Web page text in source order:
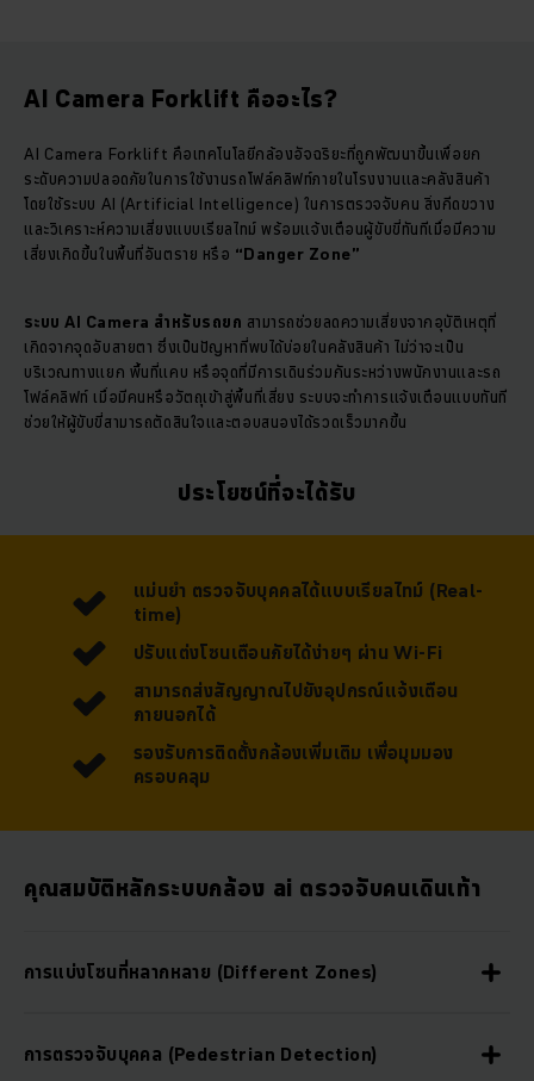
AI Camera Forklift คืออะไร?
AI Camera Forklift คือเทคโนโลยีกล้องอัจฉริยะที่ถูกพัฒนาขึ้นเพื่อยก
ระดับความปลอดภัยในการใช้งานรถโฟล์คลิฟท์ภายในโรงงานและคลังสินค้า
โดยใช้ระบบ AI (Artificial Intelligence) ในการตรวจจับคน สิ่งกีดขวาง
และวิเคราะห์ความเสี่ยงแบบเรียลไทม์ พร้อมแจ้งเตือนผู้ขับขี่ทันทีเมื่อมีความ
เสี่ยงเกิดขึ้นในพื้นที่อันตราย หรือ “Danger Zone”
ระบบ AI Camera สำหรับรถยก สามารถช่วยลดความเสี่ยงจากอุบัติเหตุที่
เกิดจากจุดอับสายตา ซึ่งเป็นปัญหาที่พบได้บ่อยในคลังสินค้า ไม่ว่าจะเป็น
บริเวณทางแยก พื้นที่แคบ หรือจุดที่มีการเดินร่วมกันระหว่างพนักงานและรถ
โฟล์คลิฟท์ เมื่อมีคนหรือวัตถุเข้าสู่พื้นที่เสี่ยง ระบบจะทำการแจ้งเตือนแบบทันที
ช่วยให้ผู้ขับขี่สามารถตัดสินใจและตอบสนองได้รวดเร็วมากขึ้น
ประโยชน์ที่จะได้รับ
แม่นยำ ตรวจจับบุคคลได้แบบเรียลไทม์ (Real-
time)
ปรับแต่งโซนเตือนภัยได้ง่ายๆ ผ่าน Wi-Fi
สามารถส่งสัญญาณไปยังอุปกรณ์แจ้งเตือน
ภายนอกได้
รองรับการติดตั้งกล้องเพิ่มเติม เพื่อมุมมอง
ครอบคลุม
คุณสมบัติหลักระบบกล้อง ai ตรวจจับคนเดินเท้า
การแบ่งโซนที่หลากหลาย (Different Zones)
การตรวจจับบุคคล (Pedestrian Detection)